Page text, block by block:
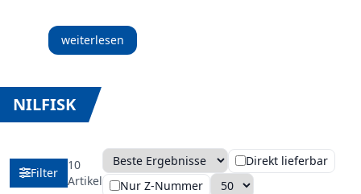
weiterlesen
NILFISK
Filter
10
ArtikelSortierung
Direkt lieferbar
Nur Z-Nummer
Anzahl pro Seite